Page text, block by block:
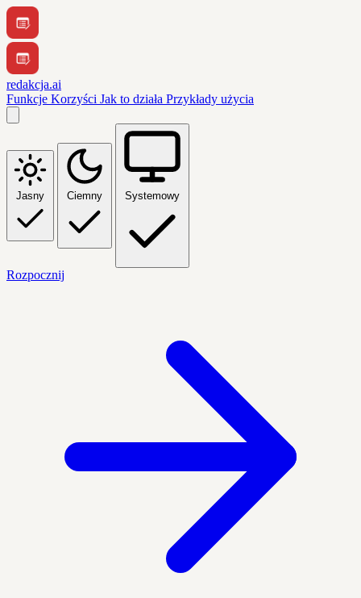
redakcja.ai
Funkcje Korzyści Jak to działa Przykłady użycia
Jasny Ciemny Systemowy
Rozpocznij